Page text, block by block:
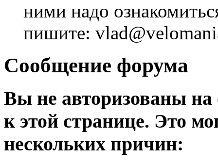
ними надо
пишите:
Сообщение форума
Вы не авторизованы на
к этой странице. Это
нескольких причин: